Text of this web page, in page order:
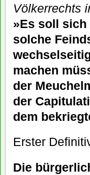
Völkerrechts
»Es soll sich
solche
machen
der
der
dem
Erster
Die